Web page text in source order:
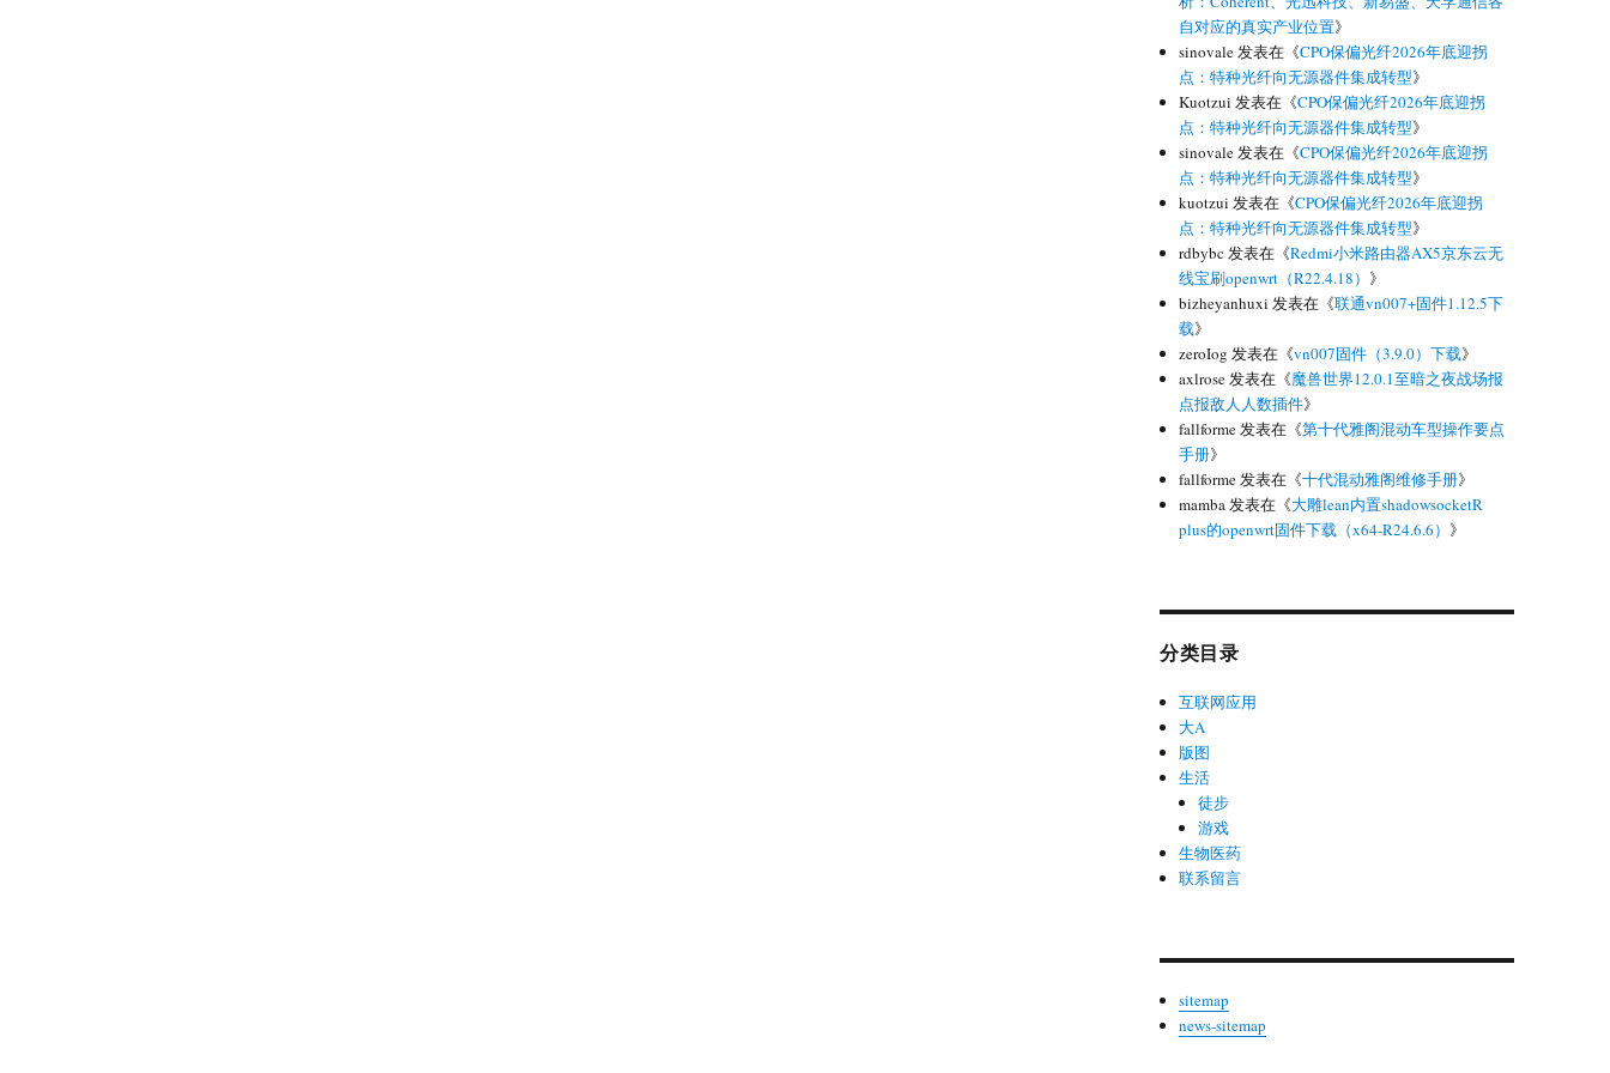
自对应的真实产业位置》
sinovale发表在《CPO保偏光纤2026年底迎拐
点：特种光纤向无源器件集成转型》
Kuotzui 发表在《CPO保偏光纤2026年底迎拐
点：特种光纤向无源器件集成转型》
sinovale发表在《CPO保偏光纤2026年底迎拐
点：特种光纤向无源器件集成转型》
kuotzui 发表在《CPO保偏光纤2026年底迎拐
点：特种光纤向无源器件集成转型》
rdbybc 发表在《Redmi小米路由器AX5京东云无
线宝刷openwrt（R22.4.18） 》
bizheyanhuxi 发表在《联通vn007+固件1.12.5下
载》
zeroIog 发表在《vn007固件（3.9.0）下载》
axlrose发表在《魔兽世界12.0.1至暗之夜战场报
点报敌人人数插件》
fallforme发表在《第十代雅阁混动车型操作要点
手册》
fallforme发表在《十代混动雅阁维修手册》
mamba发表在《大雕lean内置shadowsocketR
plus的openwrt固件下载（x64-R24.6.6） 》
分类目录
互联网应用
大A
版图
生活
徒步
游戏
生物医药
联系留言
sitemap
news-sitemap